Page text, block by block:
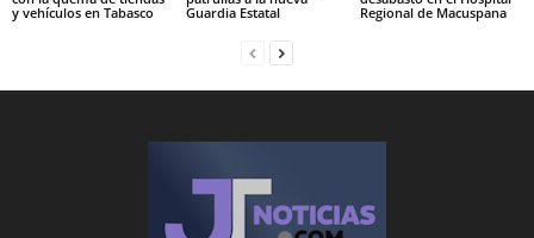
y vehículos en Tabasco
Guardia Estatal
Regional de Macuspana